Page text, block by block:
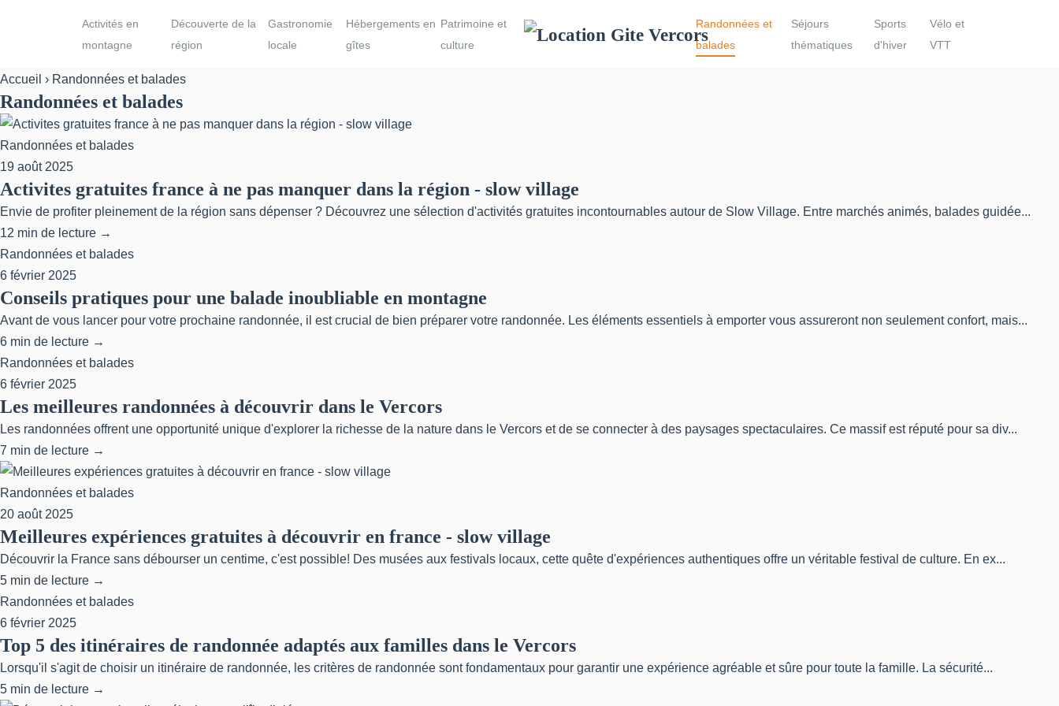
Activités en
montagne
Découverte de la
région
Gastronomie
locale
Hébergements en
gîtes
Patrimoine et
culture
Randonnées et
balades
Séjours
thématiques
Sports
d'hiver
Vélo et
VTT
Accueil › Randonnées et balades
Randonnées et balades
Randonnées et balades
19 août 2025
Activites gratuites france à ne pas manquer dans la région - slow village
Envie de profiter pleinement de la région sans dépenser ? Découvrez une sélection d'activités gratuites incontournables autour de Slow Village. Entre marchés animés, balades guidée...
12 min de lecture →
Randonnées et balades
6 février 2025
Conseils pratiques pour une balade inoubliable en montagne
Avant de vous lancer pour votre prochaine randonnée, il est crucial de bien préparer votre randonnée. Les éléments essentiels à emporter vous assureront non seulement confort, mais...
6 min de lecture →
Randonnées et balades
6 février 2025
Les meilleures randonnées à découvrir dans le Vercors
Les randonnées offrent une opportunité unique d'explorer la richesse de la nature dans le Vercors et de se connecter à des paysages spectaculaires. Ce massif est réputé pour sa div...
7 min de lecture →
Randonnées et balades
20 août 2025
Meilleures expériences gratuites à découvrir en france - slow village
Découvrir la France sans débourser un centime, c'est possible! Des musées aux festivals locaux, cette quête d'expériences authentiques offre un véritable festival de culture. En ex...
5 min de lecture →
Randonnées et balades
6 février 2025
Top 5 des itinéraires de randonnée adaptés aux familles dans le Vercors
Lorsqu'il s'agit de choisir un itinéraire de randonnée, les critères de randonnée sont fondamentaux pour garantir une expérience agréable et sûre pour toute la famille. La sécurité...
5 min de lecture →